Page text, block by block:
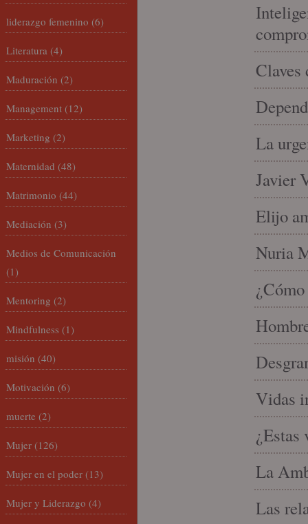
Claves
La
Javier
Elijo
Nuria
Vidas
¿Estas
La
Las
liderazgo femenino (6)
Literatura (4)
Maduración (2)
Management (12)
Marketing (2)
Maternidad (48)
Matrimonio (44)
Mediación (3)
Medios de Comunicación
(1)
Mentoring (2)
Mindfulness (1)
misión (40)
Motivación (6)
muerte (2)
Mujer (126)
Mujer en el poder (13)
Mujer y Liderazgo (4)